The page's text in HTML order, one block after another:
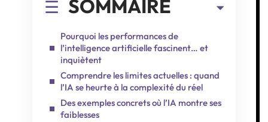
SOMMAIRE
Pourquoi les performances de
l’intelligence artificielle fascinent… et
inquiètent
Comprendre les limites actuelles : quand
l’IA se heurte à la complexité du réel
Des exemples concrets où l’IA montre ses
faiblesses